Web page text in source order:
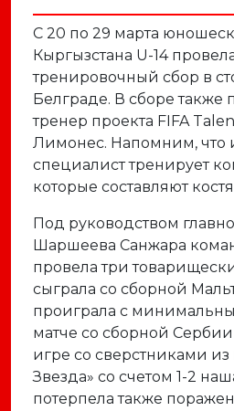
С 20 по 29 марта
Кыргызстана U-14
тренировочный сбор в
Белграде. В сборе также
тренер проекта FIFA
Лимонес. Напомним, что
специалист тренирует
которые составляют
Под руководством
Шаршеева Санжара
провела три
сыграла со сборной
проиграла с
матче со сборной
игре со сверстниками из
Звезда» со счетом 1-2
потерпела также